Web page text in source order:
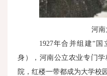
河南
1927年合并组建“
身），河南公立农业专门
院，红楼一带都成为大学校园